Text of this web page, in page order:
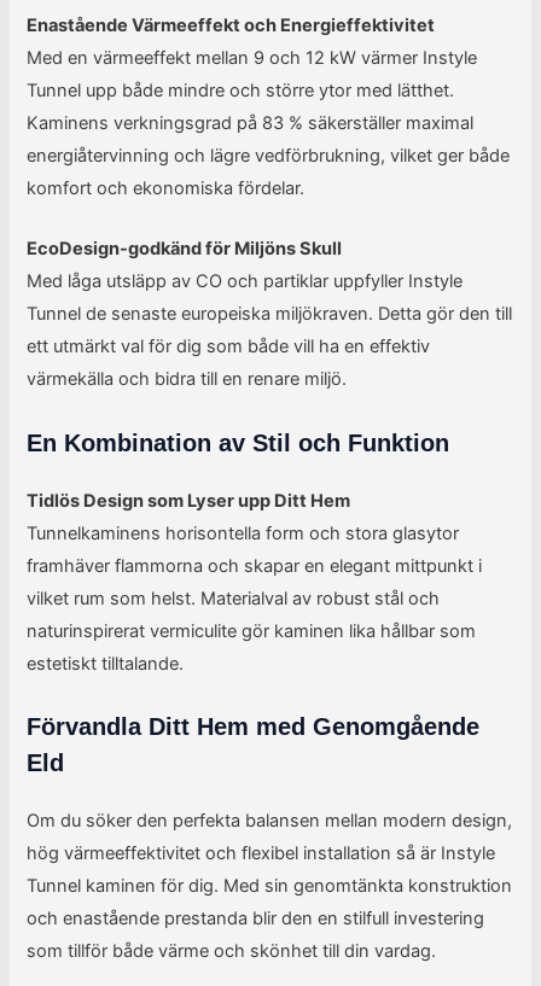
Enastående Värmeeffekt och Energieffektivitet
Med en värmeeffekt mellan 9 och 12 kW värmer Instyle
Tunnel upp både mindre och större ytor med lätthet.
Kaminens verkningsgrad på 83 % säkerställer maximal
energiåtervinning och lägre vedförbrukning, vilket ger både
komfort och ekonomiska fördelar.
EcoDesign-godkänd för Miljöns Skull
Med låga utsläpp av CO och partiklar uppfyller Instyle
Tunnel de senaste europeiska miljökraven. Detta gör den till
ett utmärkt val för dig som både vill ha en effektiv
värmekälla och bidra till en renare miljö.
En Kombination av Stil och Funktion
Tidlös Design som Lyser upp Ditt Hem
Tunnelkaminens horisontella form och stora glasytor
framhäver flammorna och skapar en elegant mittpunkt i
vilket rum som helst. Materialval av robust stål och
naturinspirerat vermiculite gör kaminen lika hållbar som
estetiskt tilltalande.
Förvandla Ditt Hem med Genomgående
Eld
Om du söker den perfekta balansen mellan modern design,
hög värmeeffektivitet och flexibel installation så är Instyle
Tunnel kaminen för dig. Med sin genomtänkta konstruktion
och enastående prestanda blir den en stilfull investering
som tillför både värme och skönhet till din vardag.